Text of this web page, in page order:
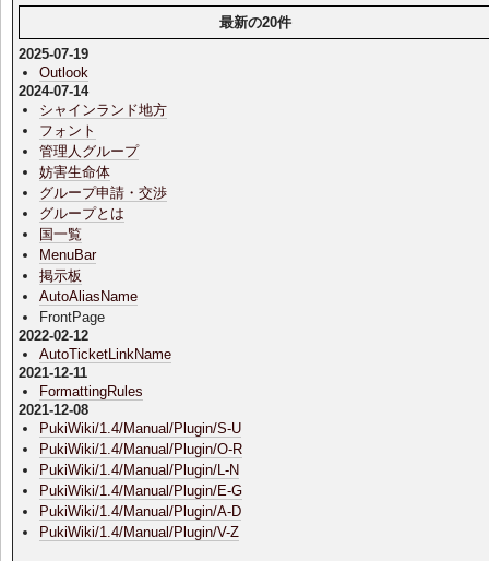
最新の20件
2025-07-19
Outlook
2024-07-14
シャインランド地方
フォント
管理人グループ
妨害生命体
グループ申請・交渉
グループとは
国一覧
MenuBar
掲示板
AutoAliasName
FrontPage
2022-02-12
AutoTicketLinkName
2021-12-11
FormattingRules
2021-12-08
PukiWiki/1.4/Manual/Plugin/S-U
PukiWiki/1.4/Manual/Plugin/O-R
PukiWiki/1.4/Manual/Plugin/L-N
PukiWiki/1.4/Manual/Plugin/E-G
PukiWiki/1.4/Manual/Plugin/A-D
PukiWiki/1.4/Manual/Plugin/V-Z